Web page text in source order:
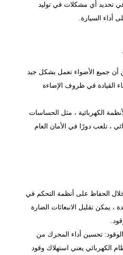
تحديد أي مشكلات في توليد
أداء السيارة.
أن جميع الأضواء تعمل بشكل جيد
القيادة في ظروف الإضاءة
الكهربائية ، مثل الحساسات
، تلعب دورًا في الأمان العام
خلال الحفاظ على أنظمة التحكم في
، يمكن تقليل الانبعاثات الضارة
تحسين أداء المحرك من
الكهربائي يعني استهلاك وقود